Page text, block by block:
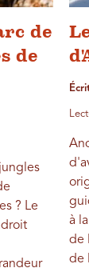
de
de
? Le
à
de
de